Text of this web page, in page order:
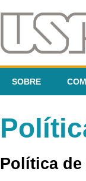
SOBRE
Política de